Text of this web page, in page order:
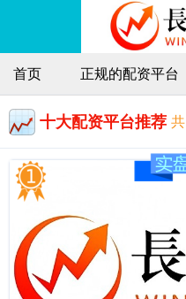
首页 正规的配资平台
十大配资平台推荐 共